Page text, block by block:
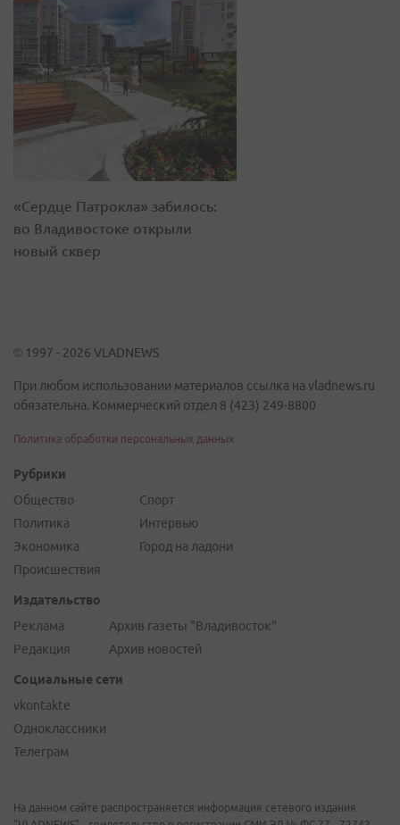
«Сердце Патрокла» забилось:
во Владивостоке открыли
новый сквер
© 1997 - 2026 VLADNEWS
При любом использовании материалов ссылка на vladnews.ru
обязательна. Коммерческий отдел 8 (423) 249-8800
Политика обработки персональных данных
Рубрики
Общество
Политика
Экономика
Происшествия
Спорт
Интервью
Город на ладони
Издательство
Реклама
Редакция
Архив газеты "Владивосток"
Архив новостей
Социальные сети
vkontakte
Одноклассники
Телеграм
На данном сайте распространяется информация сетевого издания